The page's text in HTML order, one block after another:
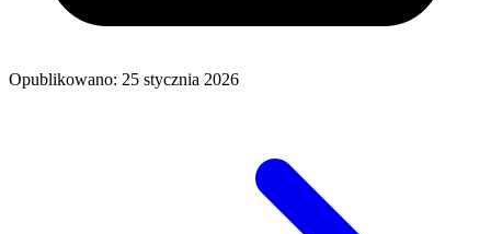
Opublikowano: 25 stycznia 2026